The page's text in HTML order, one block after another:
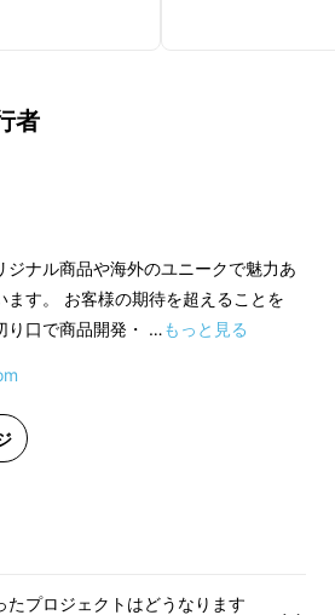
ます。
効果は非常に大きく、ウイス
者
ジナル商品や海外のユニークで魅力あ
ます。 お客様の期待を超えることを
り口で商品開発・ …もっと見る
たプロジェクトはどうなります